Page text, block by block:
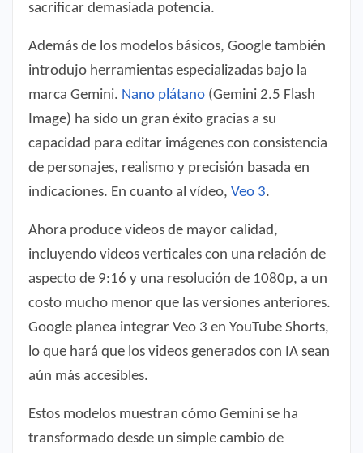
sacrificar demasiada potencia.
Además de los modelos básicos, Google también
introdujo herramientas especializadas bajo la
marca Gemini. Nano plátano (Gemini 2.5 Flash
Image) ha sido un gran éxito gracias a su
capacidad para editar imágenes con consistencia
de personajes, realismo y precisión basada en
indicaciones. En cuanto al vídeo, Veo 3.
Ahora produce videos de mayor calidad,
incluyendo videos verticales con una relación de
aspecto de 9:16 y una resolución de 1080p, a un
costo mucho menor que las versiones anteriores.
Google planea integrar Veo 3 en YouTube Shorts,
lo que hará que los videos generados con IA sean
aún más accesibles.
Estos modelos muestran cómo Gemini se ha
transformado desde un simple cambio de